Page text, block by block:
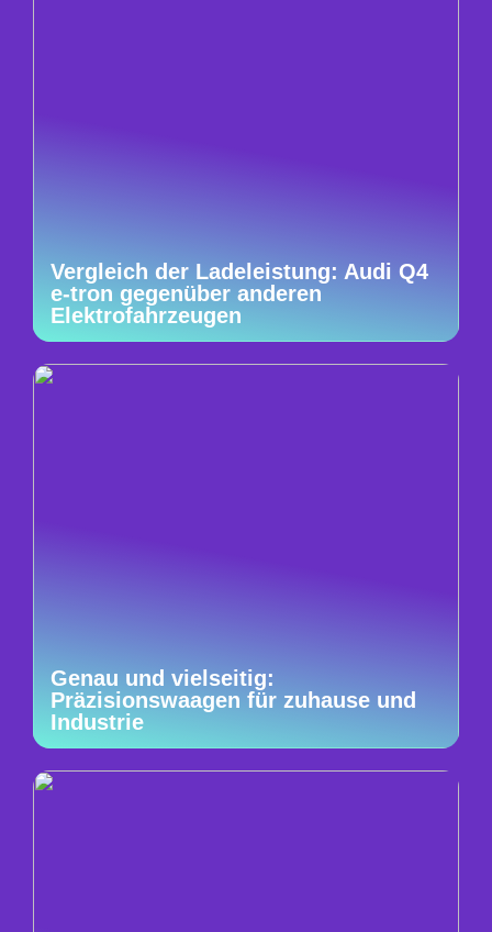
Vergleich der Ladeleistung: Audi Q4
e-tron gegenüber anderen
Elektrofahrzeugen
Genau und vielseitig:
Präzisionswaagen für zuhause und
Industrie